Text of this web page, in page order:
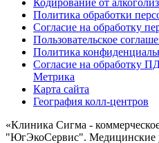
Кодирование от
Политика обработки
Согласие на обработку
Пользовательское
Политика
Согласие на обработку
Метрика
Карта сайта
География колл-центров
«Клиника Сигма -
"ЮгЭкоСервис". Медицинские